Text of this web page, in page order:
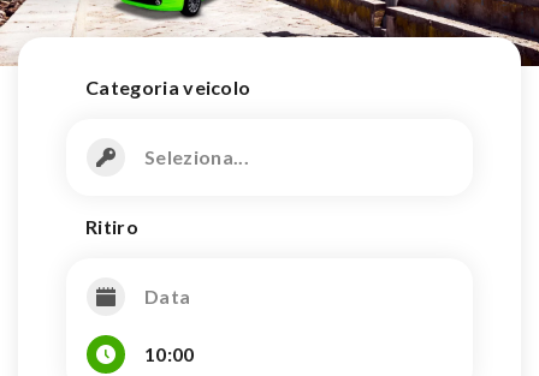
Categoria veicolo
Seleziona...
Ritiro
10:00